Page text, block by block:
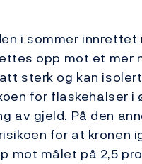
i sommer
opp mot et mer
sterk og kan
for flaskehalser
av gjeld. På den
for at kronen
mot målet på 2,5